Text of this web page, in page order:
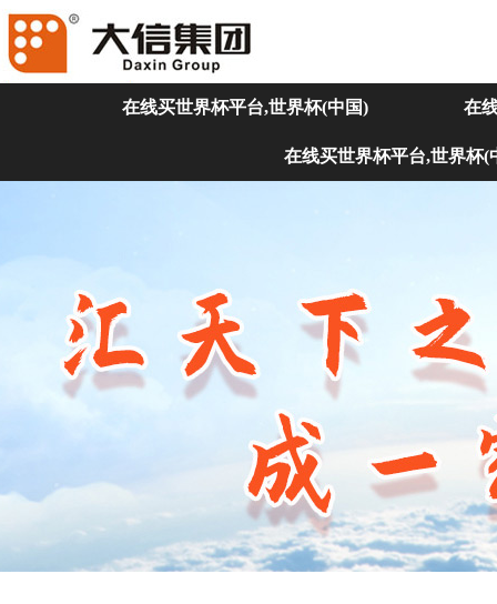
在线买世界杯平台,世界杯(中国) 在
在线买世界杯平台,世界杯(